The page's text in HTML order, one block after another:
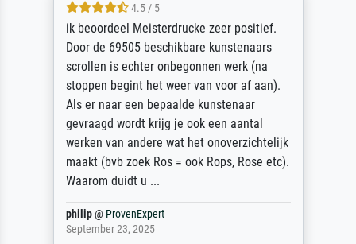
4.5 / 5
ik beoordeel Meisterdrucke zeer positief.
Door de 69505 beschikbare kunstenaars
scrollen is echter onbegonnen werk (na
stoppen begint het weer van voor af aan).
Als er naar een bepaalde kunstenaar
gevraagd wordt krijg je ook een aantal
werken van andere wat het onoverzichtelijk
maakt (bvb zoek Ros = ook Rops, Rose etc).
Waarom duidt u ...
philip@ ProvenExpert
September 23, 2025